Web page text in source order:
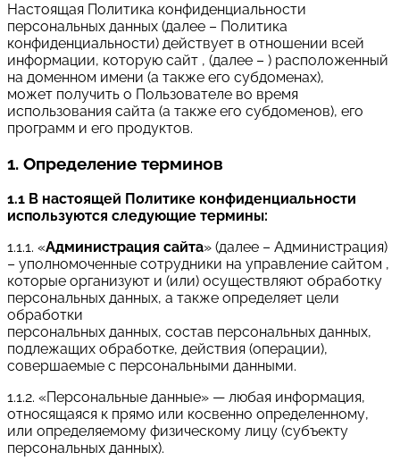
Настоящая Политика конфиденциальности
персональных данных (далее – Политика
конфиденциальности) действует в отношении всей
информации, которую сайт , (далее – ) расположенный
на доменном имени (а также его субдоменах),
может получить о Пользователе во время
использования сайта (а также его субдоменов), его
программ и его продуктов.
1. Определение терминов
1.1 В настоящей Политике конфиденциальности
используются следующие термины:
1.1.1. «Администрация сайта» (далее – Администрация)
– уполномоченные сотрудники на управление сайтом ,
которые организуют и (или) осуществляют обработку
персональных данных, а также определяет цели
обработки
персональных данных, состав персональных данных,
подлежащих обработке, действия (операции),
совершаемые с персональными данными.
1.1.2. «Персональные данные» — любая информация,
относящаяся к прямо или косвенно определенному,
или определяемому физическому лицу (субъекту
персональных данных).